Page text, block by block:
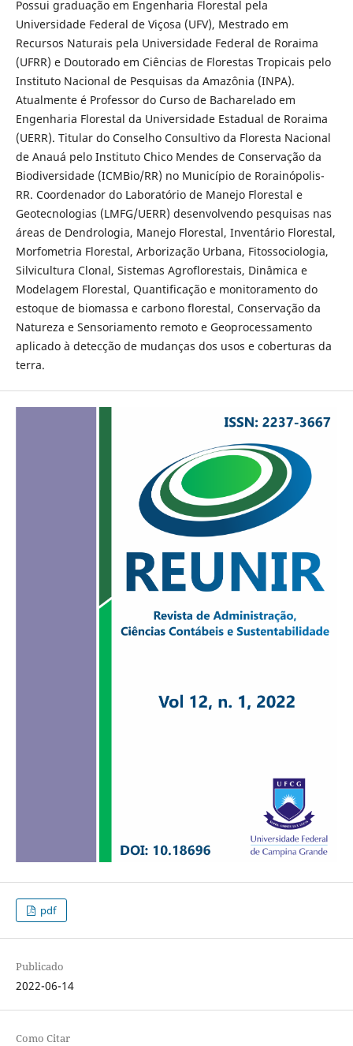
Possui graduação em Engenharia Florestal pela
Universidade Federal de Viçosa (UFV), Mestrado em
Recursos Naturais pela Universidade Federal de Roraima
(UFRR) e Doutorado em Ciências de Florestas Tropicais pelo
Instituto Nacional de Pesquisas da Amazônia (INPA).
Atualmente é Professor do Curso de Bacharelado em
Engenharia Florestal da Universidade Estadual de Roraima
(UERR). Titular do Conselho Consultivo da Floresta Nacional
de Anauá pelo Instituto Chico Mendes de Conservação da
Biodiversidade (ICMBio/RR) no Município de Rorainópolis-
RR. Coordenador do Laboratório de Manejo Florestal e
Geotecnologias (LMFG/UERR) desenvolvendo pesquisas nas
áreas de Dendrologia, Manejo Florestal, Inventário Florestal,
Morfometria Florestal, Arborização Urbana, Fitossociologia,
Silvicultura Clonal, Sistemas Agroflorestais, Dinâmica e
Modelagem Florestal, Quantificação e monitoramento do
estoque de biomassa e carbono florestal, Conservação da
Natureza e Sensoriamento remoto e Geoprocessamento
aplicado à detecção de mudanças dos usos e coberturas da
terra.
pdf
Publicado
2022-06-14
Como Citar